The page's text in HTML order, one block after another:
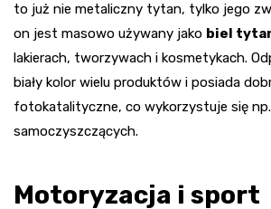
to już nie metaliczny tytan, tylko jego
on jest masowo używany jako biel
lakierach, tworzywach i kosmetykach.
biały kolor wielu produktów i posiada
fotokatalityczne, co wykorzystuje się
samoczyszczących.
Motoryzacja i sport